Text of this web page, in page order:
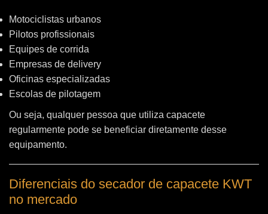
Motociclistas urbanos
Pilotos profissionais
Equipes de corrida
Empresas de delivery
Oficinas especializadas
Escolas de pilotagem
Ou seja, qualquer pessoa que utiliza capacete
regularmente pode se beneficiar diretamente desse
equipamento.
Diferenciais do secador de capacete KWT
no mercado